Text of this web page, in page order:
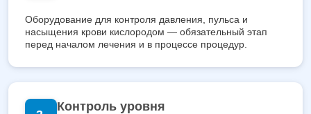
Оборудование для контроля давления, пульса и
насыщения крови кислородом — обязательный этап
перед началом лечения и в процессе процедур.
Контроль уровня